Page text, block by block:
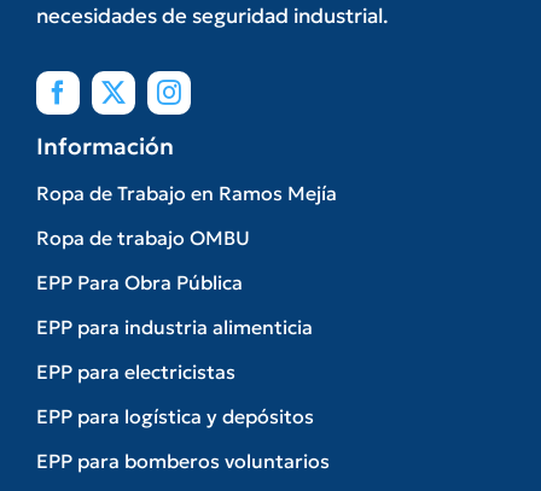
necesidades de seguridad industrial.
Información
Ropa de Trabajo en Ramos Mejía
Ropa de trabajo OMBU
EPP Para Obra Pública
EPP para industria alimenticia
EPP para electricistas
EPP para logística y depósitos
EPP para bomberos voluntarios